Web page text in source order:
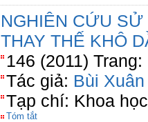
NGHIÊN CỨU
THAY THẾ KHÔ
146 (2011) Trang:
Tác giả: Bùi
Tạp chí: Khoa
Tóm tắt